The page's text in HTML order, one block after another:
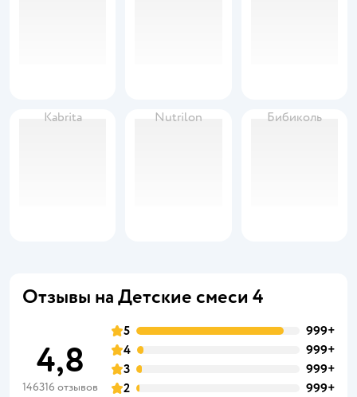
Kabrita Nutrilon Бибиколь
Отзывы на Детские смеси 4
4,8
146316 отзывов
5
999+
4
999+
3
999+
2
999+